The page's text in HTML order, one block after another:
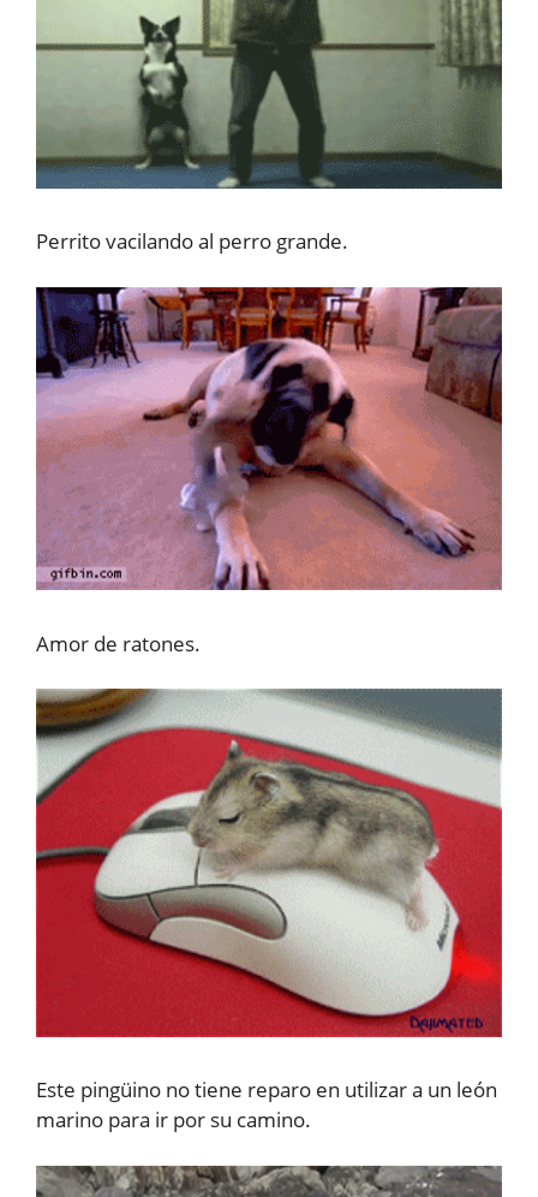
Perrito vacilando al perro grande.
Amor de ratones.
Este pingüino no tiene reparo en utilizar a un león
marino para ir por su camino.